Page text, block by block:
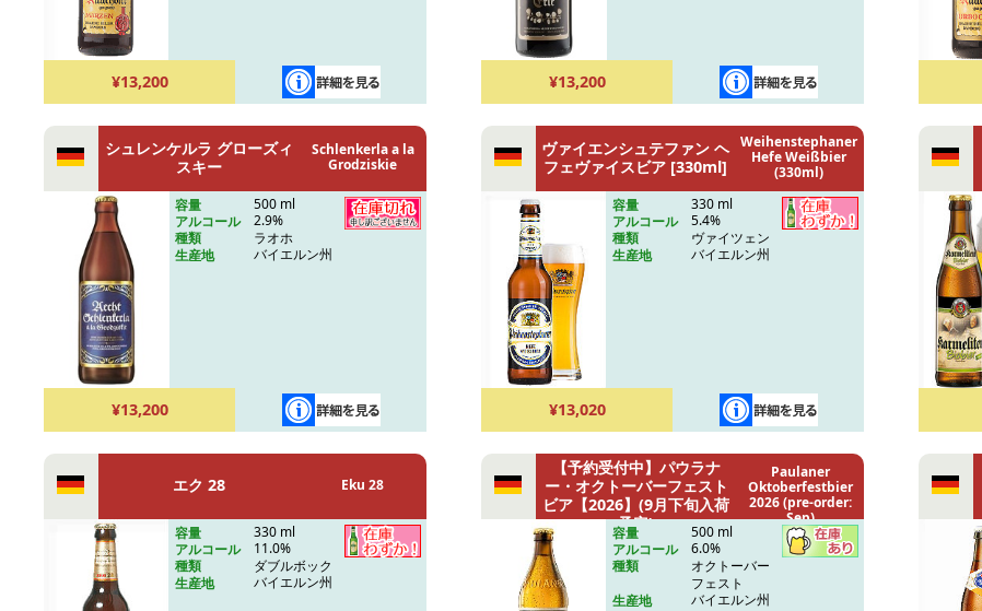
¥13,200 ¥13,200
シュレンケルラ グローズィ
スキー
Schlenkerla a la
Grodziskie
容量
500 ml
アルコール
2.9%
種類
ラオホ
生産地
バイエルン州
¥13,200
ヴァイエンシュテファン ヘ
フェヴァイスビア [330ml]
Weihenstephaner
Hefe Weißbier
(330ml)
容量
330 ml
アルコール
5.4%
種類
ヴァイツェン
生産地
バイエルン州
¥13,020
エク 28 Eku 28
容量
330 ml
アルコール
11.0%
種類
ダブルボック
生産地
バイエルン州
【予約受付中】パウラナ
ー・オクトーバーフェスト
ビア【2026】(9月下旬入荷
予定)
Paulaner
Oktoberfestbier
2026 (pre-order:
Sep)
容量
500 ml
アルコール
6.0%
種類
オクトーバー
フェスト
生産地
バイエルン州